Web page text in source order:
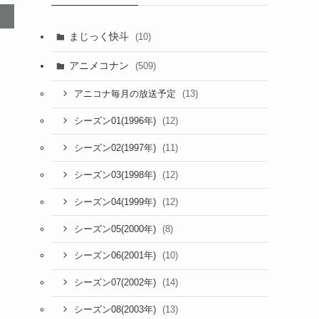
まじっく快斗 (10)
アニメコナン (509)
アニコナ毎月の放送予定 (13)
シーズン01(1996年) (12)
シーズン02(1997年) (11)
シーズン03(1998年) (12)
シーズン04(1999年) (12)
シーズン05(2000年) (8)
シーズン06(2001年) (10)
シーズン07(2002年) (14)
シーズン08(2003年) (13)